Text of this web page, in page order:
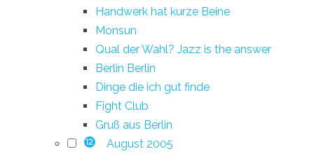
Handwerk hat kurze Beine
Monsun
Qual der Wahl? Jazz is the answer
Berlin Berlin
Dinge die ich gut finde
Fight Club
Gruß aus Berlin
12 August 2005